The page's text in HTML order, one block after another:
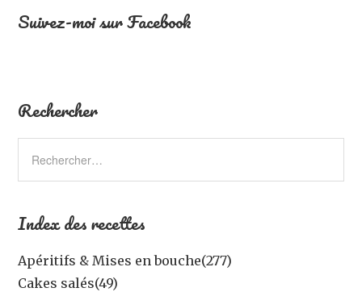
Suivez-moi sur Facebook
Rechercher
Index des recettes
Apéritifs & Mises en bouche(277)
Cakes salés(49)